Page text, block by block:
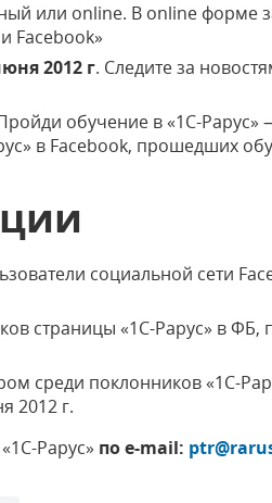
или online. В online форме
Facebook»
2012 г. Следите за
обучение в «1С-
в Facebook, прошедших
социальной сети
страницы «1С-Рарус» в
среди поклонников «1С-
2012 г.
Рарус» по e-mail: